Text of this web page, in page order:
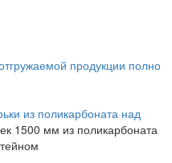
продукции
из поликарбоната над
1500 мм из поликарбоната